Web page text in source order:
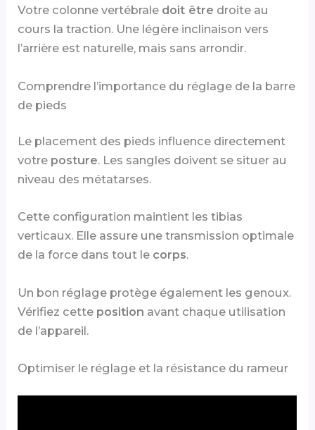
Votre colonne vertébrale doit être droite au
cours la traction. Une légère inclinaison vers
l’arrière est naturelle, mais sans arrondir.
Comprendre l’importance du réglage de la barre
de pieds
Le placement des pieds influence directement
votre posture. Les sangles doivent se situer au
niveau des métatarses.
Cette configuration maintient les tibias
verticaux. Elle assure une transmission optimale
de la force dans tout le corps.
Un bon réglage protège également les genoux.
Vérifiez cette position avant chaque utilisation
de l’appareil.
Optimiser le réglage et la résistance du rameur